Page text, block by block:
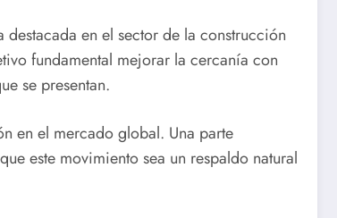
en el sector de la construcción
fundamental mejorar la cercanía con
se presentan.
en el mercado global. Una parte
este movimiento sea un respaldo natural